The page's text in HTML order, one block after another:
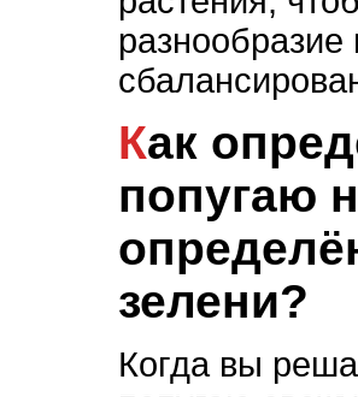
разнообразие
Как определить, что
попугаю
зелени?
Когда вы